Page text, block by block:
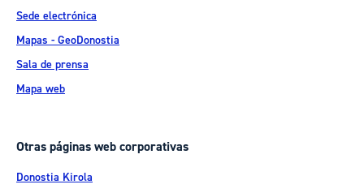
Sede electrónica
Mapas - GeoDonostia
Sala de prensa
Mapa web
Otras páginas web corporativas
Donostia Kirola